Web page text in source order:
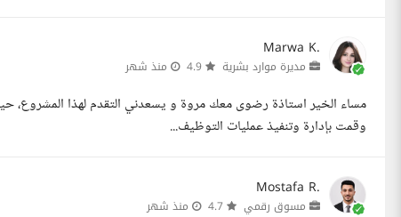
Marwa K.
مديرة موارد بشرية منذ شهر
وقمت بإدارة وتنفيذ عمليات التوظيف...
Mostafa R.
مسوق رقمي منذ شهر